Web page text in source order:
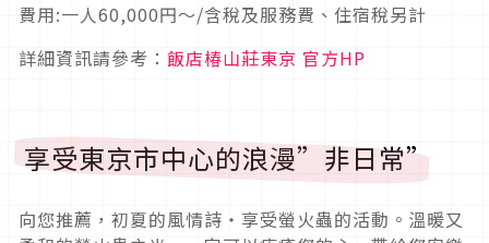
費用:一人60,000円～/含稅及服務費、住宿稅另計
詳細資訊請參考： 飯店椿山莊東京 官方HP
享受東京市中心的浪漫”非日常”
向您推薦，初夏的風情詩‧享受螢火蟲的活動。溫暖又